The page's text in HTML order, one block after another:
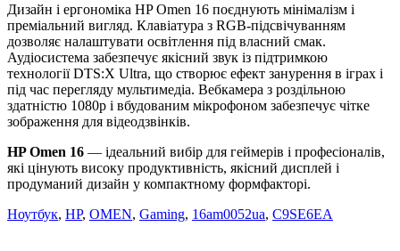
Дизайн і ергономіка HP Omen 16 поєднують мінімалізм і
преміальний вигляд. Клавіатура з RGB-підсвічуванням
дозволяє налаштувати освітлення під власний смак.
Аудіосистема забезпечує якісний звук із підтримкою
технології DTS:X Ultra, що створює ефект занурення в іграх і
під час перегляду мультимедіа. Вебкамера з роздільною
здатністю 1080p і вбудованим мікрофоном забезпечує чітке
зображення для відеодзвінків.
HP Omen 16 — ідеальний вибір для геймерів і професіоналів,
які цінують високу продуктивність, якісний дисплей і
продуманий дизайн у компактному формфакторі.
Ноутбук, HP, OMEN, Gaming, 16am0052ua, C9SE6EA